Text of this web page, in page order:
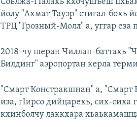
йолу "Ахмат Тауэр" стигал-бохь
ТРЦ "Грозный-Молл" а, уггар еза
2018-чу шеран Чиллан-баттахь
Билдинг" аэропортан керла
"Смарт Констракшнан" а, "Смарт
иза, гIирсо дийцарехь, сих-
кхинболчу лаккхара